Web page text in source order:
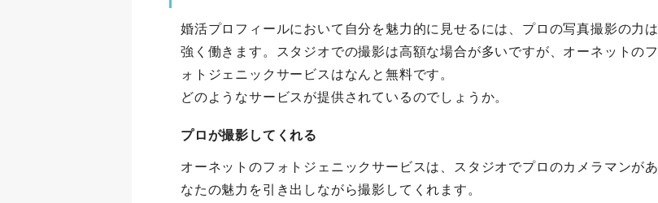
婚活プロフィールにおいて自分を魅力的に見せるには、プロの写真撮影の力は
強く働きます。スタジオでの撮影は高額な場合が多いですが、オーネットのフ
ォトジェニックサービスはなんと無料です。
どのようなサービスが提供されているのでしょうか。
プロが撮影してくれる
オーネットのフォトジェニックサービスは、スタジオでプロのカメラマンがあ
なたの魅力を引き出しながら撮影してくれます。